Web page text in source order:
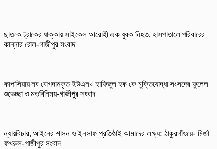
ছাতকে ট্রাকের ধাক্কায় সাইকেল আরোহী এক যুবক নিহত, হাসপাতালে পরিবারের
কান্নার রোল-গাজীপুর সংবাদ
কাপাসিয়ায় নব যোগদানকৃত ইউএনও হাফিজুল হক কে মুক্তিযোদ্ধা সংসদের ফুলেল
শুভেচ্ছা ও মতবিনিময়-গাজীপুর সংবাদ
ন্যায়বিচার, আইনের শাসন ও ইনসাফ প্রতিষ্ঠাই আমাদের লক্ষ্য: ঠাকুরগাঁওয়ে- মির্জা
ফখরুল-গাজীপুর সংবাদ